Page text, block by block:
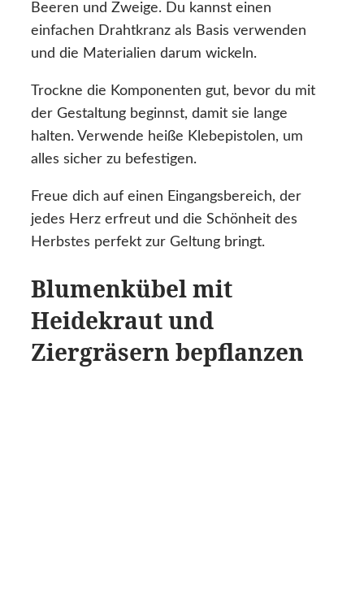
Beeren und Zweige. Du kannst einen
einfachen Drahtkranz als Basis verwenden
und die Materialien darum wickeln.
Trockne die Komponenten gut, bevor du mit
der Gestaltung beginnst, damit sie lange
halten. Verwende heiße Klebepistolen, um
alles sicher zu befestigen.
Freue dich auf einen Eingangsbereich, der
jedes Herz erfreut und die Schönheit des
Herbstes perfekt zur Geltung bringt.
Blumenkübel mit
Heidekraut und
Ziergräsern bepflanzen